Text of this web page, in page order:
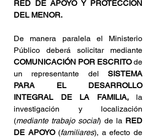
RED DE APOYO Y PROTECCIÓN
DEL MENOR.
De manera paralela el Ministerio
COMUNICACIÓN POR ESCRITO de
un representante del SISTEMA
PARA EL DESARROLLO
INTEGRAL DE LA FAMILIA, la
investigación y localización
(mediante trabajo social) de la RED
DE APOYO (familiares), a efecto de